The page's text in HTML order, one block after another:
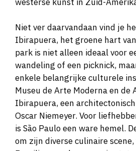
Niet ver daarvandaan vind je
Ibirapuera, het groene hart
park is niet alleen ideaal voor
wandeling of een picknick,
enkele belangrijke culturele
Museu de Arte Moderna en de
Ibirapuera, een
Oscar Niemeyer. Voor
is São Paulo een ware hemel.
om zijn diverse culinaire